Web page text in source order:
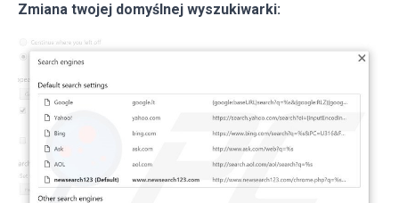
Zmiana twojej domyślnej wyszukiwarki: